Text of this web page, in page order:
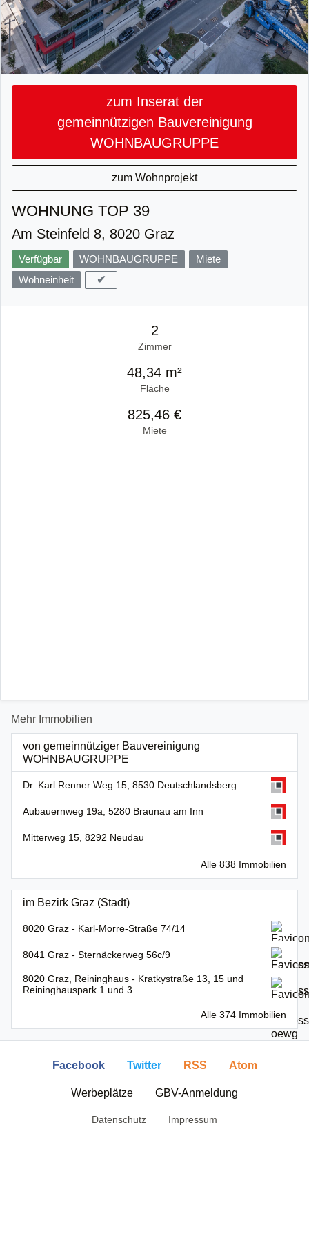
zum Inserat der
gemeinnützigen Bauvereinigung
WOHNBAUGRUPPE
zum Wohnprojekt
WOHNUNG TOP 39
Am Steinfeld 8, 8020 Graz
Verfügbar WOHNBAUGRUPPE
Miete
Wohneinheit
✔
2
Zimmer
48,34 m²
Fläche
825,46 €
Miete
Mehr Immobilien
von gemeinnütziger Bauvereinigung
WOHNBAUGRUPPE
Dr. Karl Renner Weg 15, 8530 Deutschlandsberg
Aubauernweg 19a, 5280 Braunau am Inn
Mitterweg 15, 8292 Neudau
Alle 838 Immobilien
im Bezirk Graz (Stadt)
8020 Graz - Karl-Morre-Straße 74/14
8041 Graz - Sternäckerweg 56c/9
8020 Graz, Reininghaus - Kratkystraße 13, 15 und
Reininghauspark 1 und 3
Alle 374 Immobilien
Facebook Twitter RSS Atom
Werbeplätze GBV-Anmeldung
Datenschutz Impressum